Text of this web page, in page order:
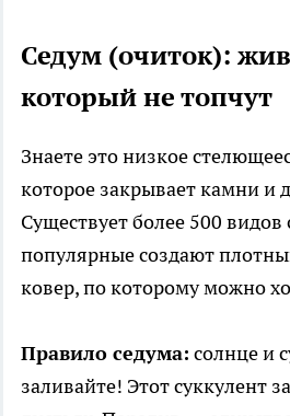
Седум (очиток):
который не топчут
Знаете это низкое
которое закрывает камни и
Существует более 500
популярные создают
ковер, по которому можно
Правило седума: солнце и
заливайте! Этот суккулент